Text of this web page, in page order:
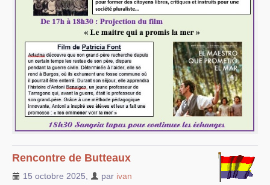
Rencontre de Butteaux
15 octobre 2025, par ivan